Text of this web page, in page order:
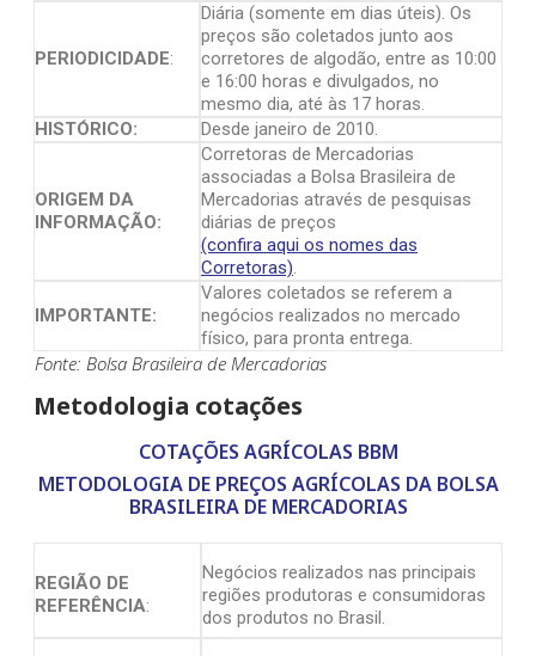
PERIODICIDADE:
Diária (somente em dias úteis). Os
preços são coletados junto aos
corretores de algodão, entre as 10:00
e 16:00 horas e divulgados, no
mesmo dia, até às 17 horas.
HISTÓRICO:
Desde janeiro de 2010.
ORIGEM DA
INFORMAÇÃO:
Corretoras de Mercadorias
associadas a Bolsa Brasileira de
Mercadorias através de pesquisas
diárias de preços
(confira aqui os nomes das
Corretoras).
IMPORTANTE:
Valores coletados se referem a
negócios realizados no mercado
físico, para pronta entrega.
Fonte: Bolsa Brasileira de Mercadorias
Metodologia cotações
COTAÇÕES AGRÍCOLAS BBM
METODOLOGIA DE PREÇOS AGRÍCOLAS DA BOLSA
BRASILEIRA DE MERCADORIAS
REGIÃO DE
REFERÊNCIA:
Negócios realizados nas principais
regiões produtoras e consumidoras
dos produtos no Brasil.